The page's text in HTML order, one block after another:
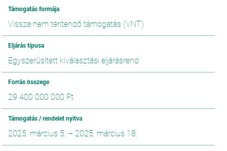
Támogatás formája
Vissza nem térítendő támogatás (VNT)
Eljárás típusa
Egyszerűsített kiválasztási eljárásrend
Forrás összege
29 400 000 000 Ft
Támogatás / rendelet nyitva
2025. március 5. – 2025. március 18.